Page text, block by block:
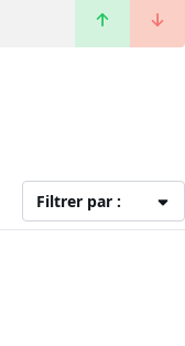
Filtrer par :